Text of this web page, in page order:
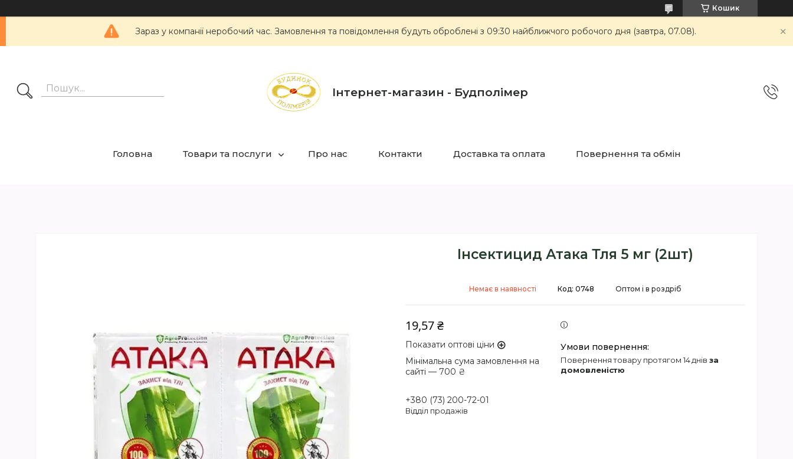
Кошик
Зараз у компанії неробочий час. Замовлення та повідомлення будуть оброблені з 09:30 найближчого робочого дня (завтра, 07.08).
Інтернет-магазин - Будполімер
Головна Товари та послуги Про нас Контакти Доставка та оплата Повернення та обмін
Інсектицид Атака Тля 5 мг (2шт)
Немає в наявності Оптом і в роздріб
Код: 0748
19,57 ₴
Показати оптові ціни
Мінімальна сума замовлення на
сайті — 700 ₴
+380 (73) 200-72-01
Відділ продажів
повернення товару протягом 14 днів за
домовленістю